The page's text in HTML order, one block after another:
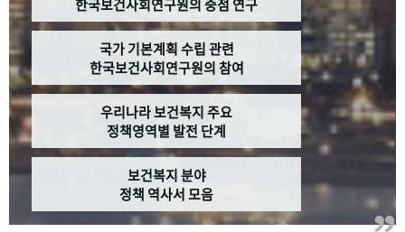
한국보건사회연구원의 중점 연구
국가 기본계획 수립 관련
한국보건사회연구원의 참여
우리나라 보건복지 주요
정책영역별 발전 단계
보건복지 분야
정책 역사서 모음